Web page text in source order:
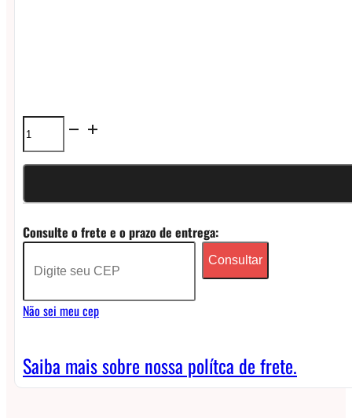
Freemax
Marvos
4,5ml
Cartucho
Vazio
quantidade
Consulte o frete e o prazo de entrega:
Consultar
Não sei meu cep
Saiba mais sobre nossa polítca de frete.